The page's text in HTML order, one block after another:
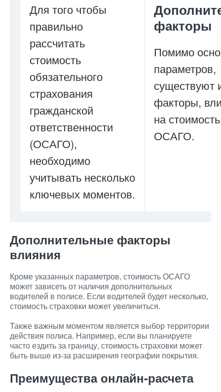
Для того чтобы
правильно
рассчитать
стоимость
обязательного
страхования
гражданской
ответственности
(ОСАГО),
необходимо
учитывать несколько
ключевых моментов.
факторы
Помимо
параметров,
существуют
факторы,
на стоимость
ОСАГО.
Дополнительные факторы
влияния
Кроме указанных параметров, стоимость ОСАГО
может зависеть от наличия дополнительных
водителей в полисе. Если водителей будет несколько,
стоимость страховки может увеличиться.
Также важным моментом является выбор территории
действия полиса. Например, если вы планируете
часто ездить за границу, стоимость страховки может
быть выше из-за расширения географии покрытия.
Преимущества онлайн-расчета